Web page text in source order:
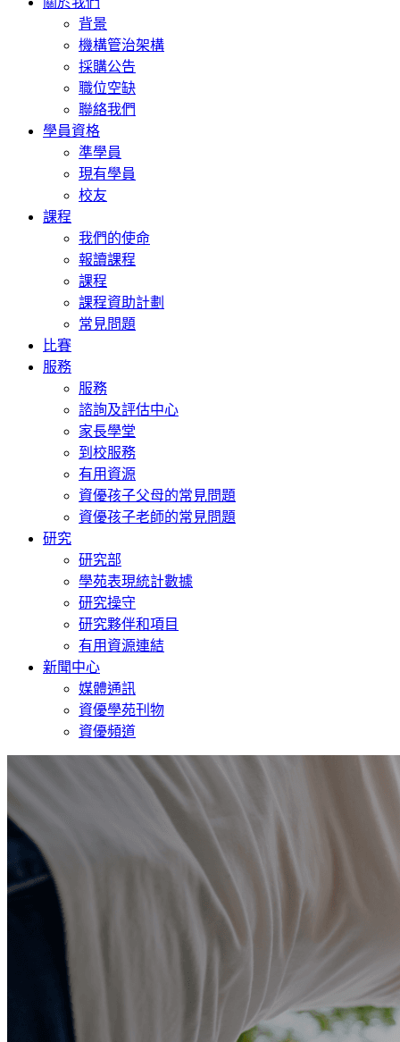
背景
機構管治架構
採購公告
職位空缺
聯絡我們
學員資格
準學員
現有學員
校友
課程
我們的使命
報讀課程
課程
課程資助計劃
常見問題
比賽
服務
服務
諮詢及評估中心
家長學堂
到校服務
有用資源
資優孩子父母的常見問題
資優孩子老師的常見問題
研究
研究部
學苑表現統計數據
研究操守
研究夥伴和項目
有用資源連結
新聞中心
媒體通訊
資優學苑刊物
資優頻道